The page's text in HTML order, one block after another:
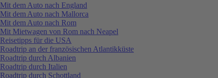
Mit dem Auto nach England
Mit dem Auto nach Mallorca
Mit dem Auto nach Rom
Mit Mietwagen von Rom nach Neapel
Reisetipps für die USA
Roadtrip an der französischen Atlantikküste
Roadtrip durch Albanien
Roadtrip durch Italien
Roadtrip durch Schottland